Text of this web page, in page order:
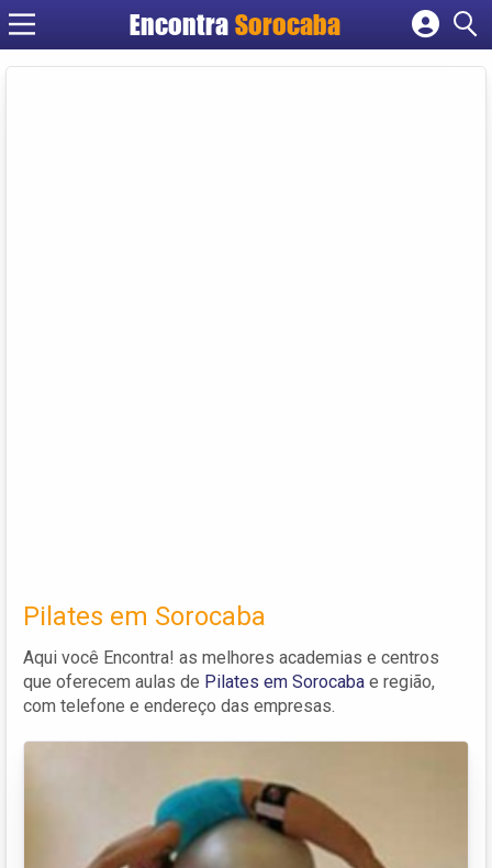
EncontraSorocaba
Cadastrar empresa
Pilates em Sorocaba
Aqui você Encontra! as melhores academias e centros
que oferecem aulas de Pilates em Sorocaba e região,
com telefone e endereço das empresas.